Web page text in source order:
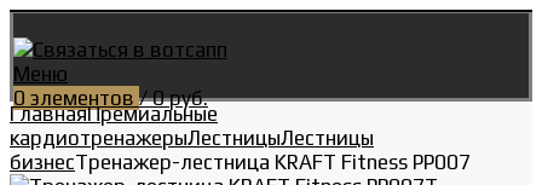
Меню
0 элементов / 0руб.
ГлавнаяПремиальные
кардиотренажерыЛестницыЛестницы
бизнесТренажер-лестница KRAFT Fitness PP007